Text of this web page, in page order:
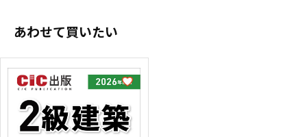
第8章 塗装工事
第2節 素地ごしらえ
第3節 塗装の種類と特徴
第9章 内装工事
第1節 ビニル床シート張り
あわせて買いたい